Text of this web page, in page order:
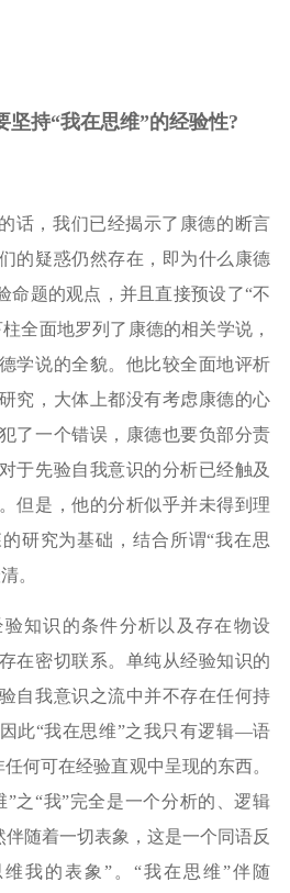
坚持“我在思维”的经验性?
话，我们已经揭示了康德的断言
的疑惑仍然存在，即为什么康德
命题的观点，并且直接预设了“不
全面地罗列了康德的相关学说，
学说的全貌。他比较全面地评析
究，大体上都没有考虑康德的心
了一个错误，康德也要负部分责
于先验自我意识的分析已经触及
但是，他的分析似乎并未得到理
研究为基础，结合所谓“我在思
。
知识的条件分析以及存在物设
在密切联系。单纯从经验知识的
自我意识之流中并不存在任何持
此“我在思维”之我只有逻辑—语
何可在经验直观中呈现的东西。
之“我”完全是一个分析的、逻辑
伴随着一切表象，这是一个同语反
我的表象”。“我在思维”伴随